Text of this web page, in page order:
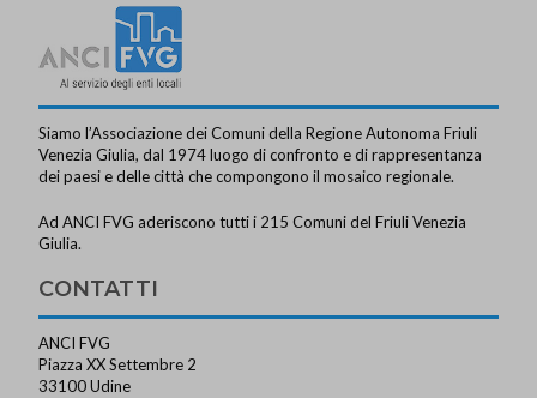
Siamo l’Associazione dei Comuni della Regione Autonoma Friuli
Venezia Giulia, dal 1974 luogo di confronto e di rappresentanza
dei paesi e delle città che compongono il mosaico regionale.
Ad ANCI FVG aderiscono tutti i 215 Comuni del Friuli Venezia
Giulia.
CONTATTI
ANCI FVG
Piazza XX Settembre 2
33100 Udine